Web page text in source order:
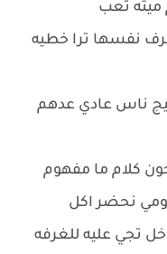
ميته تعب
نفسها ترا خطيه
هيج ناس عادي عدهم
كلام ما مفهوم
نحضر اكل
تجي عليه للغرفه